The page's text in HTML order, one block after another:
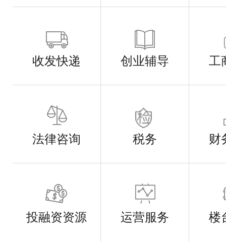
收发快递 创业辅导 工
法律咨询 税务 财
投融资资源 运营服务 楼